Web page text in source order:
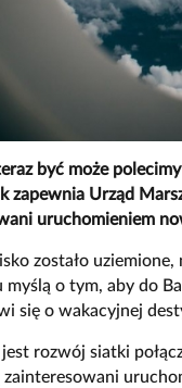
być może
zapewnia Urząd
uruchomieniem
zostało
myślą o tym, aby do
się o wakacyjnej
rozwój siatki